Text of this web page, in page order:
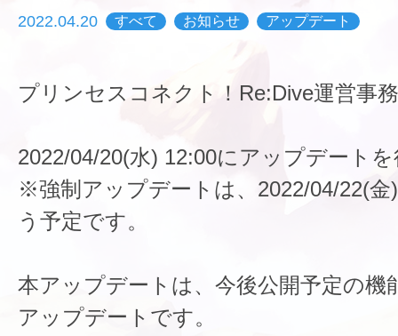
2022.04.20 すべて お知らせ アップデート
プリンセスコネクト！Re:Dive運営事
2022/04/20(水) 12:00にアップデート
※強制アップデートは、2022/04/22(金
う予定です。
本アップデートは、今後公開予定の機
アップデートです。